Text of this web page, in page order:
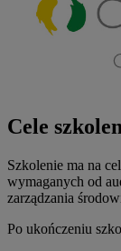
Cele
Szkolenie ma na
wymaganych od
zarządzania
Po ukończeniu